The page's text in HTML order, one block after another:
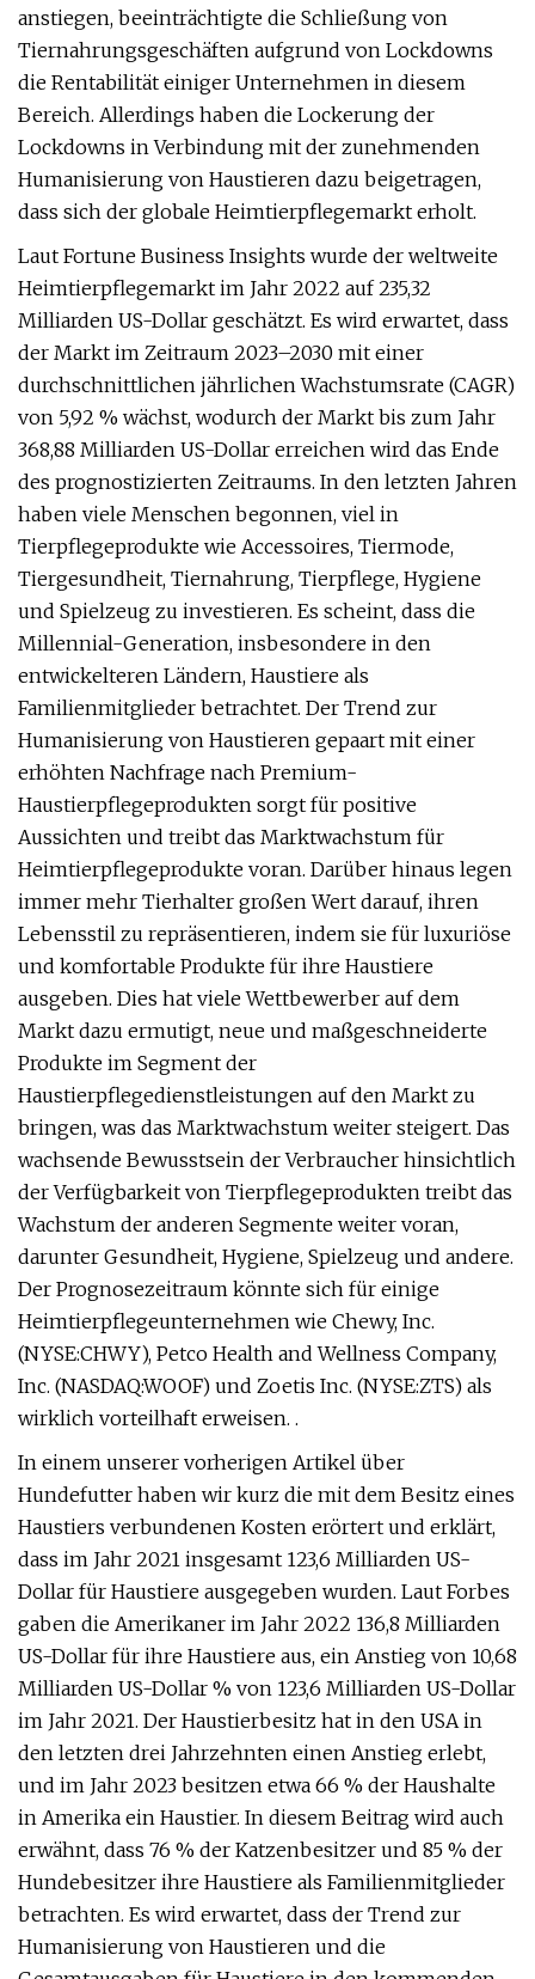
anstiegen, beeinträchtigte die Schließung von
Tiernahrungsgeschäften aufgrund von Lockdowns
die Rentabilität einiger Unternehmen in diesem
Bereich. Allerdings haben die Lockerung der
Lockdowns in Verbindung mit der zunehmenden
Humanisierung von Haustieren dazu beigetragen,
dass sich der globale Heimtierpflegemarkt erholt.
Laut Fortune Business Insights wurde der weltweite
Heimtierpflegemarkt im Jahr 2022 auf 235,32
Milliarden US-Dollar geschätzt. Es wird erwartet, dass
der Markt im Zeitraum 2023–2030 mit einer
durchschnittlichen jährlichen Wachstumsrate (CAGR)
von 5,92 % wächst, wodurch der Markt bis zum Jahr
368,88 Milliarden US-Dollar erreichen wird das Ende
des prognostizierten Zeitraums. In den letzten Jahren
haben viele Menschen begonnen, viel in
Tierpflegeprodukte wie Accessoires, Tiermode,
Tiergesundheit, Tiernahrung, Tierpflege, Hygiene
und Spielzeug zu investieren. Es scheint, dass die
Millennial-Generation, insbesondere in den
entwickelteren Ländern, Haustiere als
Familienmitglieder betrachtet. Der Trend zur
Humanisierung von Haustieren gepaart mit einer
erhöhten Nachfrage nach Premium-
Haustierpflegeprodukten sorgt für positive
Aussichten und treibt das Marktwachstum für
Heimtierpflegeprodukte voran. Darüber hinaus legen
immer mehr Tierhalter großen Wert darauf, ihren
Lebensstil zu repräsentieren, indem sie für luxuriöse
und komfortable Produkte für ihre Haustiere
ausgeben. Dies hat viele Wettbewerber auf dem
Markt dazu ermutigt, neue und maßgeschneiderte
Produkte im Segment der
Haustierpflegedienstleistungen auf den Markt zu
bringen, was das Marktwachstum weiter steigert. Das
wachsende Bewusstsein der Verbraucher hinsichtlich
der Verfügbarkeit von Tierpflegeprodukten treibt das
Wachstum der anderen Segmente weiter voran,
darunter Gesundheit, Hygiene, Spielzeug und andere.
Der Prognosezeitraum könnte sich für einige
Heimtierpflegeunternehmen wie Chewy, Inc.
(NYSE:CHWY), Petco Health and Wellness Company,
Inc. (NASDAQ:WOOF) und Zoetis Inc. (NYSE:ZTS) als
wirklich vorteilhaft erweisen. .
In einem unserer vorherigen Artikel über
Hundefutter haben wir kurz die mit dem Besitz eines
Haustiers verbundenen Kosten erörtert und erklärt,
dass im Jahr 2021 insgesamt 123,6 Milliarden US-
Dollar für Haustiere ausgegeben wurden. Laut Forbes
gaben die Amerikaner im Jahr 2022 136,8 Milliarden
US-Dollar für ihre Haustiere aus, ein Anstieg von 10,68
Milliarden US-Dollar % von 123,6 Milliarden US-Dollar
im Jahr 2021. Der Haustierbesitz hat in den USA in
den letzten drei Jahrzehnten einen Anstieg erlebt,
und im Jahr 2023 besitzen etwa 66 % der Haushalte
in Amerika ein Haustier. In diesem Beitrag wird auch
erwähnt, dass 76 % der Katzenbesitzer und 85 % der
Hundebesitzer ihre Haustiere als Familienmitglieder
betrachten. Es wird erwartet, dass der Trend zur
Humanisierung von Haustieren und die